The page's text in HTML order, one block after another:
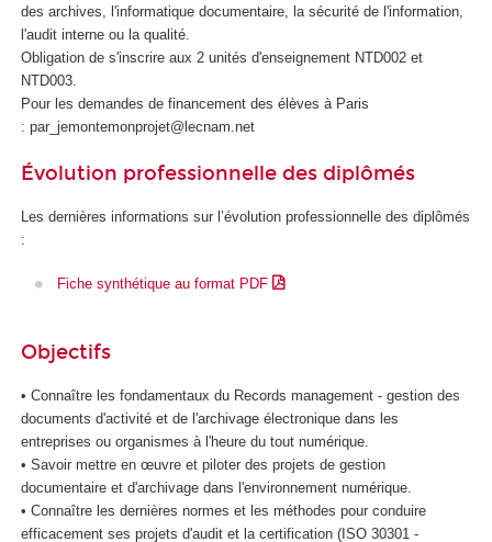
i
q
u
e
e
t
e
'
des archives, l'informatique documentaire, la sécurité de l'information,
l'audit interne ou la qualité.
Obligation de s'inscrire aux 2 unités d'enseignement NTD002 et
NTD003.
Pour les demandes de financement des élèves à Paris
: par_jemontemonprojet@lecnam.net
Évolution professionnelle des diplômés
Les dernières informations sur l’évolution professionnelle des diplômés
:
Fiche synthétique au format PDF
Objectifs
• Connaître les fondamentaux du Records management - gestion des
documents d'activité et de l'archivage électronique dans les
entreprises ou organismes à l'heure du tout numérique.
• Savoir mettre en œuvre et piloter des projets de gestion
documentaire et d'archivage dans l'environnement numérique.
• Connaître les dernières normes et les méthodes pour conduire
efficacement ses projets d'audit et la certification (ISO 30301 -